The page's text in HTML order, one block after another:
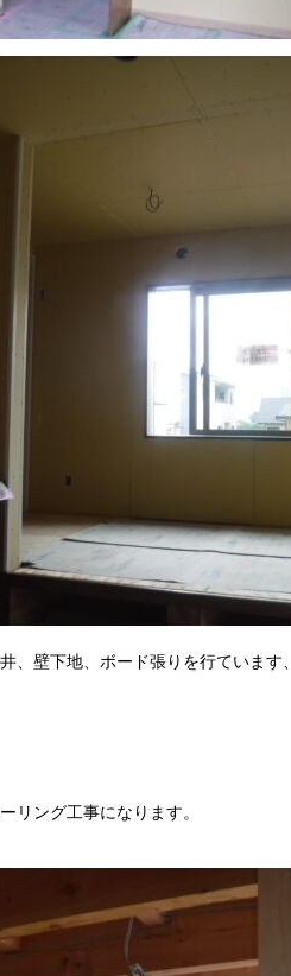
、壁下地、ボード張りを行ています、
リング工事になります。